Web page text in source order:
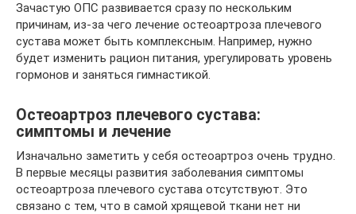
Зачастую ОПС развивается сразу по нескольким
причинам, из-за чего лечение остеоартроза плечевого
сустава может быть комплексным. Например, нужно
будет изменить рацион питания, урегулировать уровень
гормонов и заняться гимнастикой.
Остеоартроз плечевого сустава:
симптомы и лечение
Изначально заметить у себя остеоартроз очень трудно.
В первые месяцы развития заболевания симптомы
остеоартроза плечевого сустава отсутствуют. Это
связано с тем, что в самой хрящевой ткани нет ни